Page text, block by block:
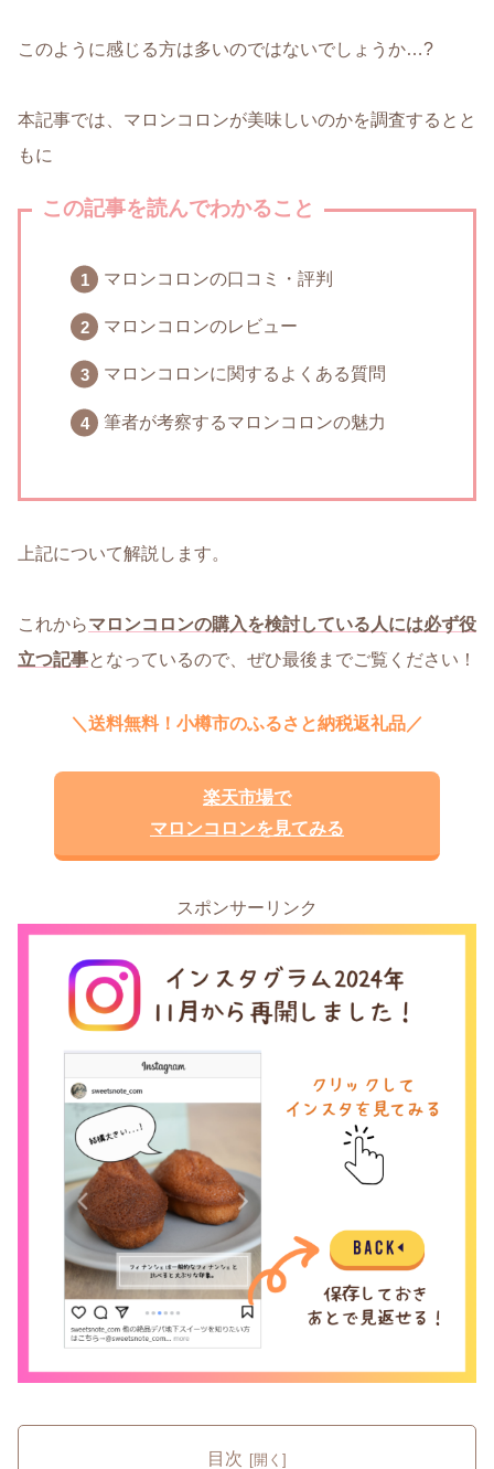
このように感じる方は多いのではないでしょうか…?
本記事では、マロンコロンが美味しいのかを調査するとと
もに
この記事を読んでわかること
マロンコロンの口コミ・評判
マロンコロンのレビュー
マロンコロンに関するよくある質問
筆者が考察するマロンコロンの魅力
上記について解説します。
これからマロンコロンの購入を検討している人には必ず役
立つ記事となっているので、ぜひ最後までご覧ください！
＼送料無料！小樽市のふるさと納税返礼品／
楽天市場で
マロンコロンを見てみる
スポンサーリンク
目次